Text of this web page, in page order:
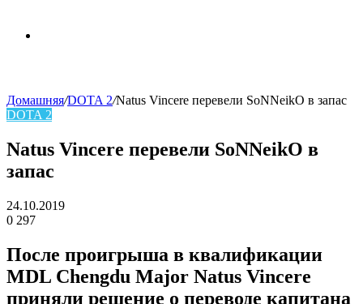
skin
Домашняя/DOTA 2/Natus Vincere перевели SoNNeikO в запас
DOTA 2
Natus Vincere перевели SoNNeikO в
запас
24.10.2019
0 297
После проигрыша в квалификации
MDL Chengdu Major Natus Vincere
приняли решение о переводе капитана